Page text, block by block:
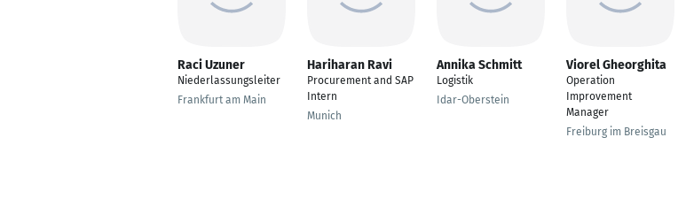
Raci Uzuner
Niederlassungsleiter
Frankfurt am Main
Hariharan Ravi
Procurement and SAP
Intern
Munich
Annika Schmitt
Logistik
Idar-Oberstein
Viorel Gheorghita
Operation
Improvement
Manager
Freiburg im Breisgau